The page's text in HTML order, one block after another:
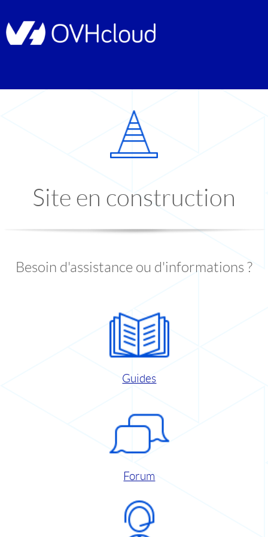
Site en construction
Besoin d'assistance ou d'informations ?
Guides
Forum